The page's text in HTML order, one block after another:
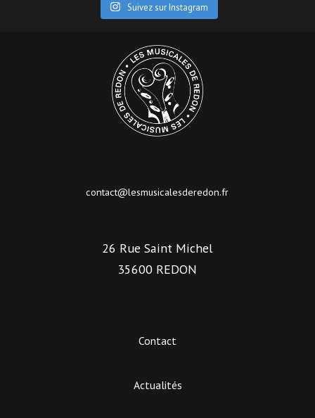
Suivez sur Instagram
contact@lesmusicalesderedon.fr
26 Rue Saint Michel
35600 REDON
Contact
Actualités